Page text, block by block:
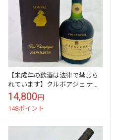
【未成年の飲酒は法律で禁じら
れています】クルボアジェ ナポ
レオン 40度 700ml箱あり
14,800円
148ポイント